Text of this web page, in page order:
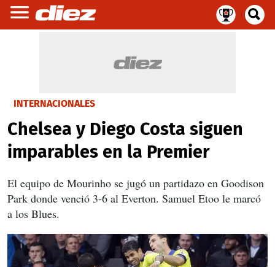
INTERNACIONALES
Chelsea y Diego Costa siguen
imparables en la Premier
El equipo de Mourinho se jugó un partidazo en Goodison
Park donde venció 3-6 al Everton. Samuel Etoo le marcó
a los Blues.